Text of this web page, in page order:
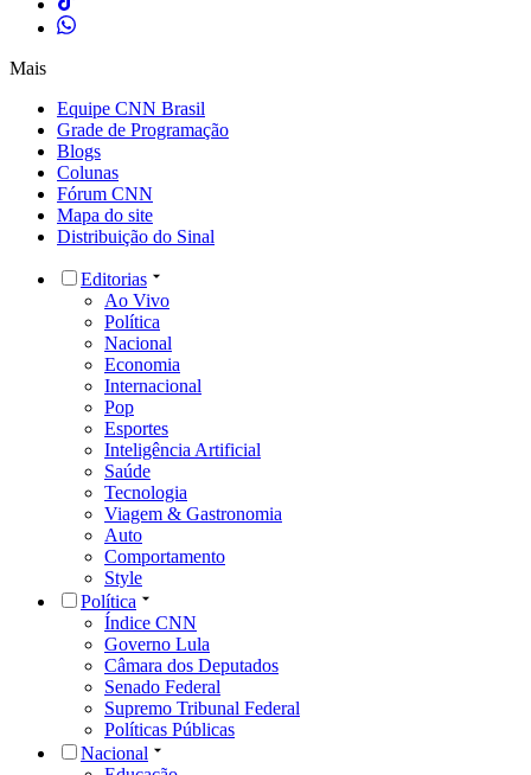
Mais
Equipe CNN Brasil
Grade de Programação
Blogs
Colunas
Fórum CNN
Mapa do site
Distribuição do Sinal
Editorias
Ao Vivo
Política
Nacional
Economia
Internacional
Pop
Esportes
Inteligência Artificial
Saúde
Tecnologia
Viagem & Gastronomia
Auto
Comportamento
Style
Política
Índice CNN
Governo Lula
Câmara dos Deputados
Senado Federal
Supremo Tribunal Federal
Políticas Públicas
Nacional